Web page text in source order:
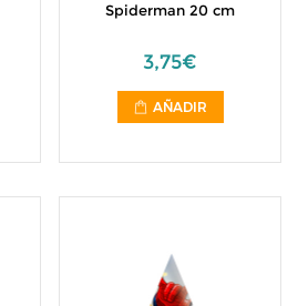
Spiderman 20 cm
3,75€
AÑADIR